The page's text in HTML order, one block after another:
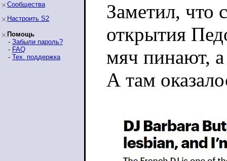
Сообщества
Настроить S2
Помощь
- Забыли пароль?
- FAQ
- Тех. поддержка
Заметил, что
открытия
мяч пинают, а
А там